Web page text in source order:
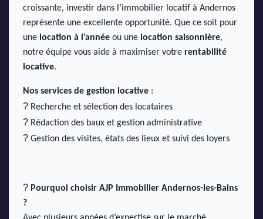
croissante, investir dans l’immobilier locatif à Andernos
représente une excellente opportunité. Que ce soit pour
une location à l’année ou une location saisonnière,
notre équipe vous aide à maximiser votre rentabilité
locative.
Nos services de gestion locative :
? Recherche et sélection des locataires
? Rédaction des baux et gestion administrative
? Gestion des visites, états des lieux et suivi des loyers
? Pourquoi choisir AJP Immobilier Andernos-les-Bains
?